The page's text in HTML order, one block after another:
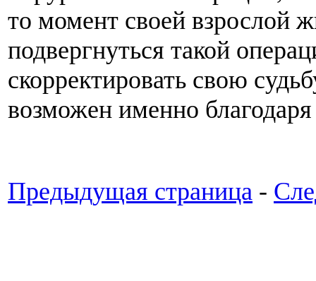
то момент своей взрослой
подвергнуться такой
скорректировать свою
возможен именно
Предыдущая страница -